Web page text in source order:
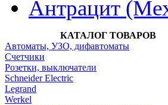
Антрацит
КАТАЛОГ ТОВАРОВ
Автоматы, УЗО, дифавтоматы
Счетчики
Розетки, выключатели
Schneider Electric
Legrand
Werkel